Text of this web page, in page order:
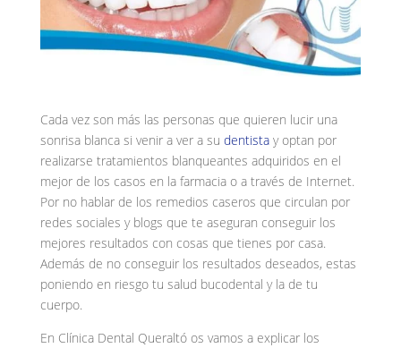
Cada vez son más las personas que quieren lucir una
sonrisa blanca si venir a ver a su dentistay optan por
realizarse tratamientos blanqueantes adquiridos en el
mejor de los casos en la farmacia o a través de Internet.
Por no hablar de los remedios caseros que circulan por
redes sociales y blogs que te aseguran conseguir los
mejores resultados con cosas que tienes por casa.
Además de no conseguir los resultados deseados, estas
poniendo en riesgo tu salud bucodental y la de tu
cuerpo.
En Clínica Dental Queraltó os vamos a explicar los